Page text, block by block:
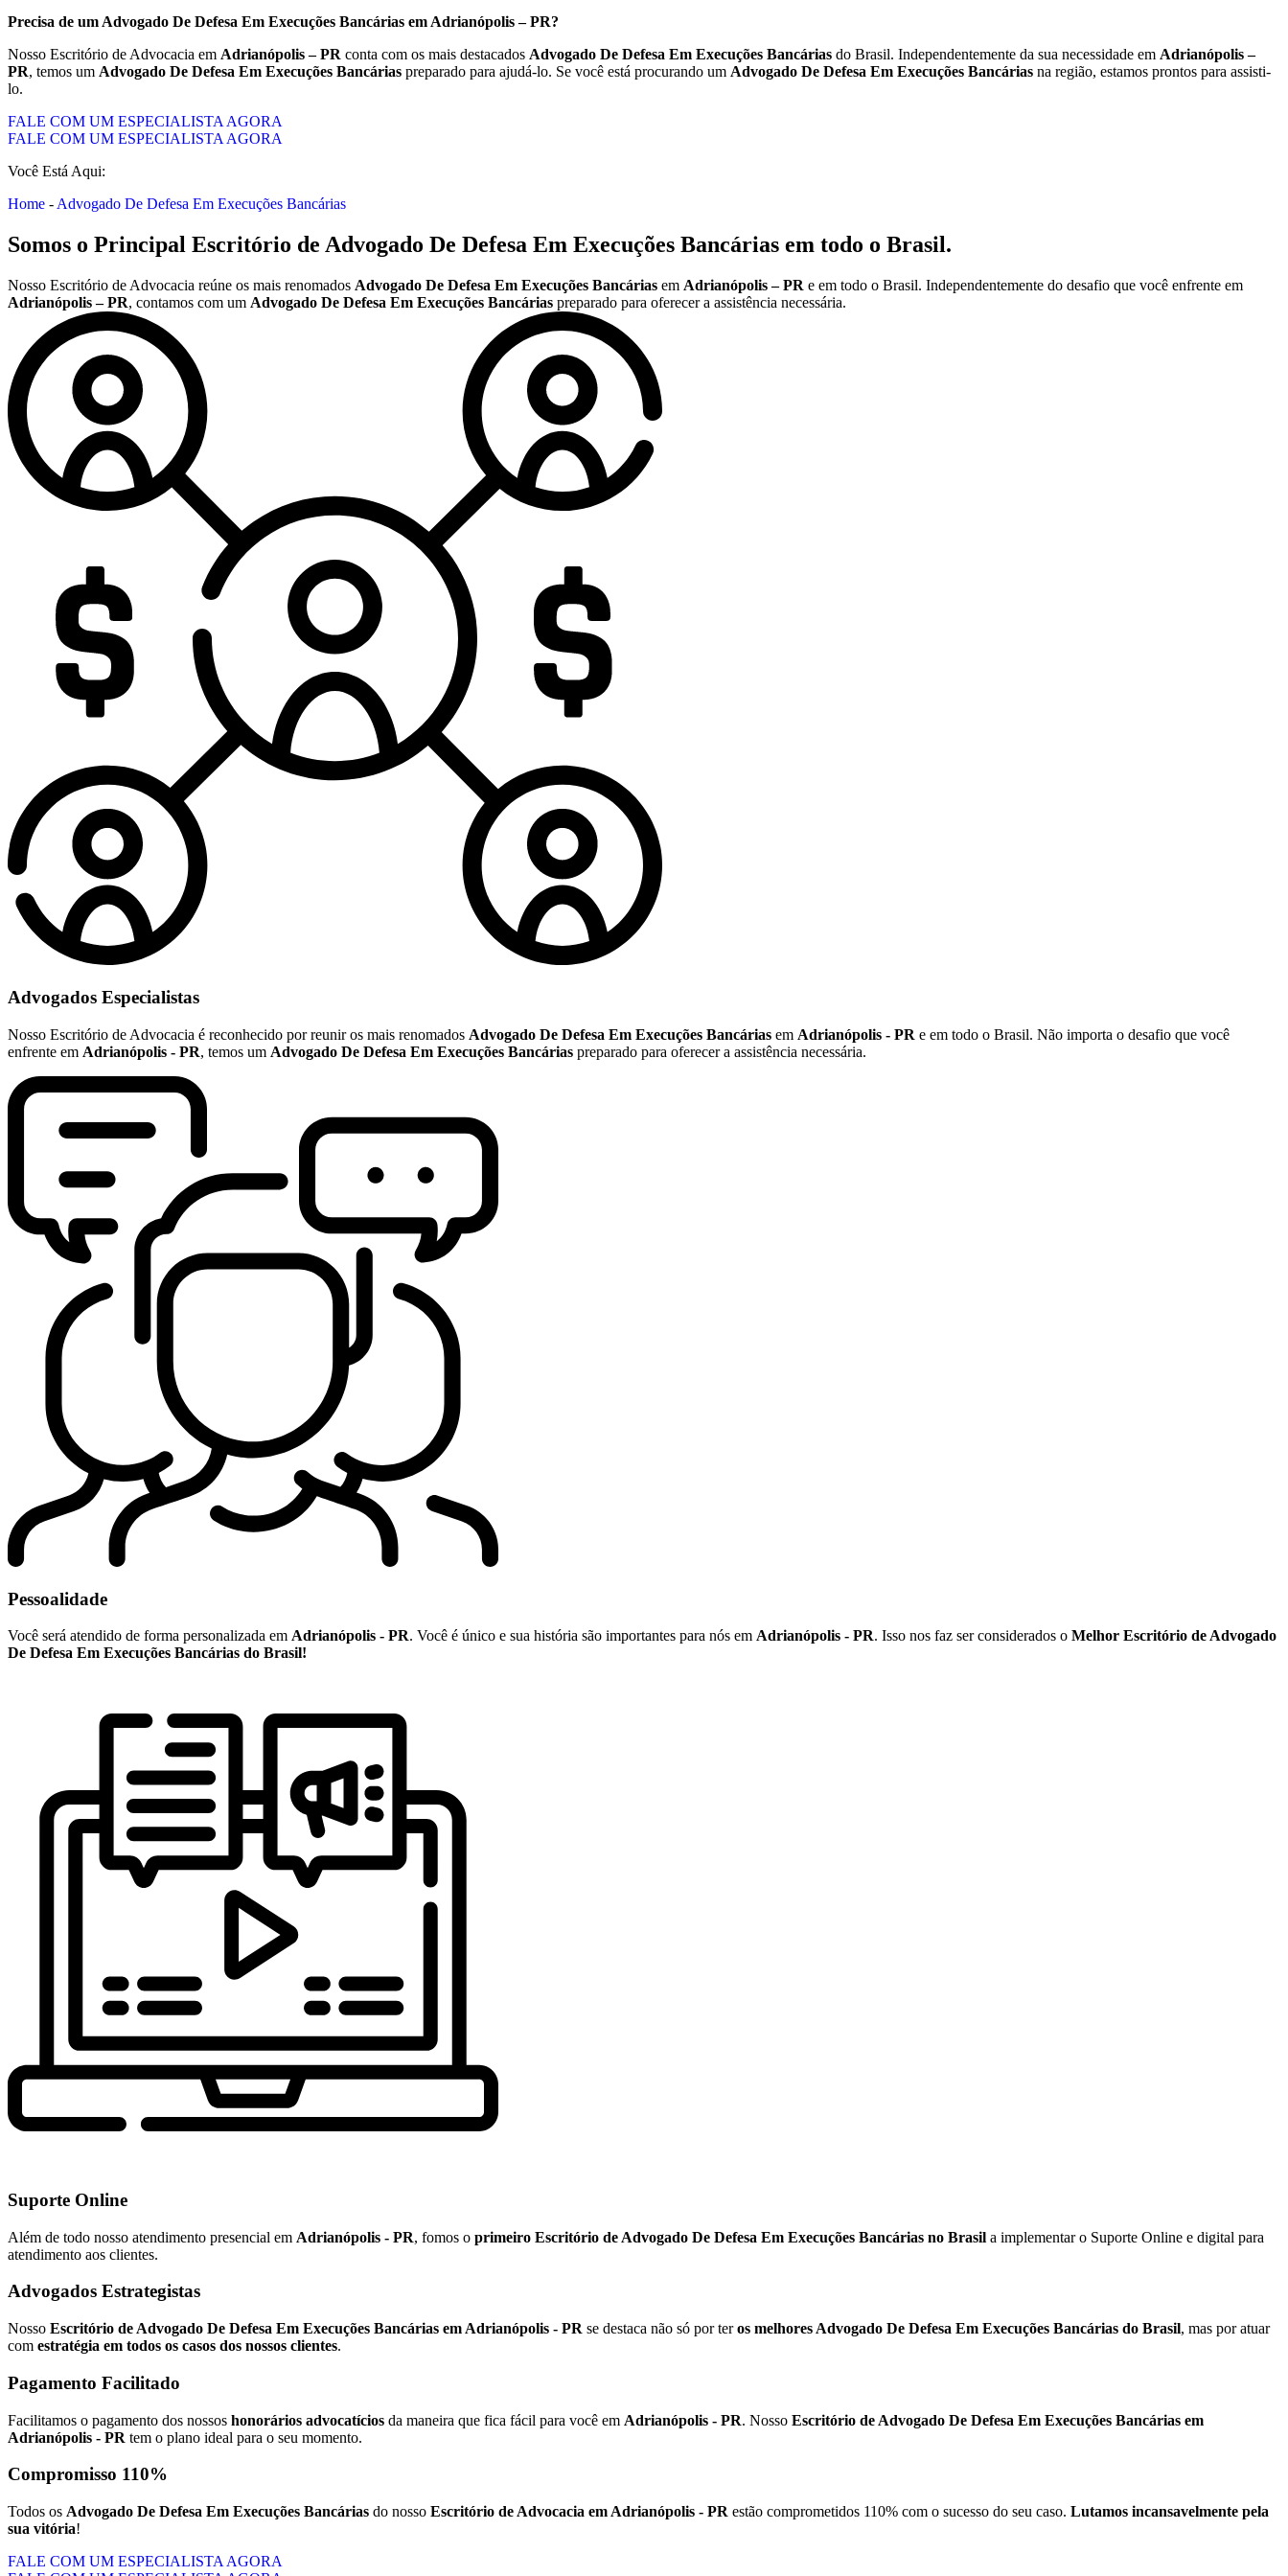
Precisa de um Advogado De Defesa Em Execuções Bancárias em Adrianópolis – PR?
Nosso Escritório de Advocacia em Adrianópolis – PR conta com os mais destacados Advogado De Defesa Em Execuções Bancárias do Brasil. Independentemente da sua necessidade em Adrianópolis –
PR, temos um Advogado De Defesa Em Execuções Bancárias preparado para ajudá-lo. Se você está procurando um Advogado De Defesa Em Execuções Bancárias na região, estamos prontos para assisti-
lo.
FALE COM UM ESPECIALISTA AGORA
FALE COM UM ESPECIALISTA AGORA
Você Está Aqui:
Home - Advogado De Defesa Em Execuções Bancárias
Somos o Principal Escritório de Advogado De Defesa Em Execuções Bancárias em todo o Brasil.
Nosso Escritório de Advocacia reúne os mais renomados Advogado De Defesa Em Execuções Bancárias em Adrianópolis – PR e em todo o Brasil. Independentemente do desafio que você enfrente em
Adrianópolis – PR, contamos com um Advogado De Defesa Em Execuções Bancárias preparado para oferecer a assistência necessária.
Advogados Especialistas
Nosso Escritório de Advocacia é reconhecido por reunir os mais renomados Advogado De Defesa Em Execuções Bancárias em Adrianópolis - PR e em todo o Brasil. Não importa o desafio que você
enfrente em Adrianópolis - PR, temos um Advogado De Defesa Em Execuções Bancárias preparado para oferecer a assistência necessária.
Pessoalidade
Você será atendido de forma personalizada em Adrianópolis - PR. Você é único e sua história são importantes para nós em Adrianópolis - PR. Isso nos faz ser considerados o Melhor Escritório de Advogado
De Defesa Em Execuções Bancárias do Brasil!
Suporte Online
Além de todo nosso atendimento presencial em Adrianópolis - PR, fomos o primeiro Escritório de Advogado De Defesa Em Execuções Bancárias no Brasil a implementar o Suporte Online e digital para
atendimento aos clientes.
Advogados Estrategistas
Nosso Escritório de Advogado De Defesa Em Execuções Bancárias em Adrianópolis - PR se destaca não só por teros melhores Advogado De Defesa Em Execuções Bancárias do Brasil, mas por atuar
com estratégia em todos os casos dos nossos clientes.
Pagamento Facilitado
Facilitamos o pagamento dos nossos honorários advocatícios da maneira que fica fácil para você em Adrianópolis - PR. Nosso Escritório de Advogado De Defesa Em Execuções Bancárias em
Adrianópolis - PR tem o plano ideal para o seu momento.
Compromisso 110%
Todos os Advogado De Defesa Em Execuções Bancárias do nosso Escritório de Advocacia em Adrianópolis - PR estão comprometidos 110% com o sucesso do seu caso. Lutamos incansavelmente pela
sua vitória!
FALE COM UM ESPECIALISTA AGORA